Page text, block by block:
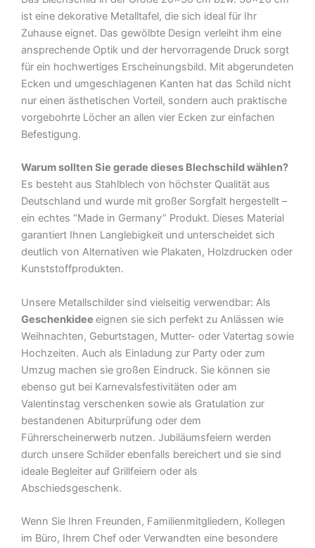
Leine
Metall
Deko
Blechschild
Menge
ist eine dekorative Metalltafel, die sich ideal für Ihr
Zuhause eignet. Das gewölbte Design verleiht ihm eine
ansprechende Optik und der hervorragende Druck sorgt
für ein hochwertiges Erscheinungsbild. Mit abgerundeten
Ecken und umgeschlagenen Kanten hat das Schild nicht
nur einen ästhetischen Vorteil, sondern auch praktische
vorgebohrte Löcher an allen vier Ecken zur einfachen
Befestigung.
Warum sollten Sie gerade dieses Blechschild wählen?
Es besteht aus Stahlblech von höchster Qualität aus
Deutschland und wurde mit großer Sorgfalt hergestellt –
ein echtes “Made in Germany” Produkt. Dieses Material
garantiert Ihnen Langlebigkeit und unterscheidet sich
deutlich von Alternativen wie Plakaten, Holzdrucken oder
Kunststoffprodukten.
Unsere Metallschilder sind vielseitig verwendbar: Als
Geschenkidee eignen sie sich perfekt zu Anlässen wie
Weihnachten, Geburtstagen, Mutter- oder Vatertag sowie
Hochzeiten. Auch als Einladung zur Party oder zum
Umzug machen sie großen Eindruck. Sie können sie
ebenso gut bei Karnevalsfestivitäten oder am
Valentinstag verschenken sowie als Gratulation zur
bestandenen Abiturprüfung oder dem
Führerscheinerwerb nutzen. Jubiläumsfeiern werden
durch unsere Schilder ebenfalls bereichert und sie sind
ideale Begleiter auf Grillfeiern oder als
Abschiedsgeschenk.
Wenn Sie Ihren Freunden, Familienmitgliedern, Kollegen
im Büro, Ihrem Chef oder Verwandten eine besondere